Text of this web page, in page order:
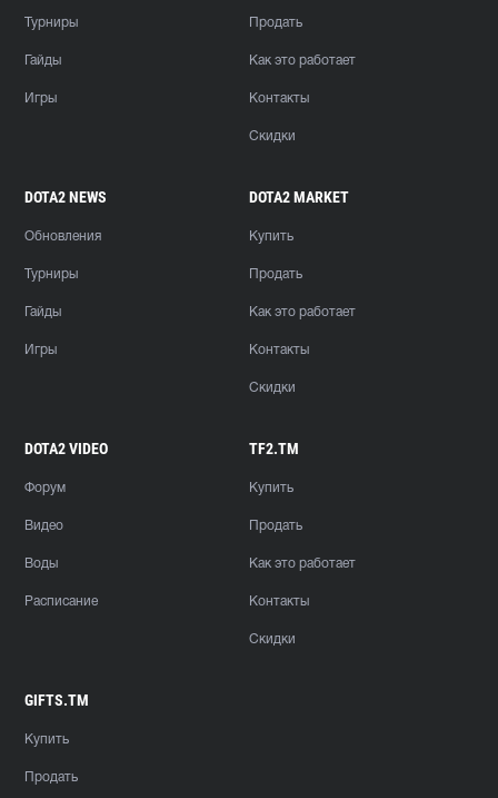
Турниры
Гайды
Игры
Продать
Как это работает
Контакты
Скидки
DOTA2 NEWS
Обновления
Турниры
Гайды
Игры
DOTA2 MARKET
Купить
Продать
Как это работает
Контакты
Скидки
DOTA2 VIDEO
Форум
Видео
Воды
Расписание
TF2.TM
Купить
Продать
Как это работает
Контакты
Скидки
GIFTS.TM
Купить
Продать